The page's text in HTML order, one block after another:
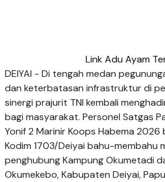
Link Adu Ayam
DEIYAI - Di tengah medan
dan keterbatasan infrastruktur di
sinergi prajurit TNI kembali
bagi masyarakat. Personel Satgas
Yonif 2 Marinir Koops Habema
Kodim 1703/Deiyai bahu-membahu
penghubung Kampung Okumetadi
Okumekebo, Kabupaten Deiyai,